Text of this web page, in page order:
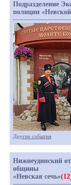
Подразделение
полиции
Другие события
Нижнеудинский
общины
«Невская сечь»